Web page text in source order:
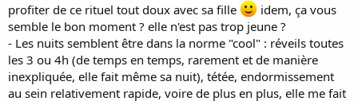
profiter de ce rituel tout doux avec sa fille
idem, ça vous
semble le bon moment ? elle n'est pas trop jeune ?
- Les nuits semblent être dans la norme "cool" : réveils toutes
les 3 ou 4h (de temps en temps, rarement et de manière
inexpliquée, elle fait même sa nuit), tétée, endormissement
au sein relativement rapide, voire de plus en plus, elle me fait